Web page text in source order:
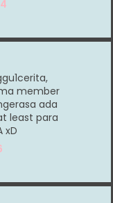
member
ada
least para
xD